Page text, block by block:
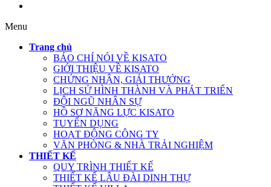
Menu
Trang chủ
BÁO CHÍ NÓI VỀ KISATO
GIỚI THIỆU VỀ KISATO
CHỨNG NHẬN, GIẢI THƯỞNG
LỊCH SỬ HÌNH THÀNH VÀ PHÁT TRIỂN
ĐỘI NGŨ NHÂN SỰ
HỒ SƠ NĂNG LỰC KISATO
TUYỂN DỤNG
HOẠT ĐỘNG CÔNG TY
VĂN PHÒNG & NHÀ TRẢI NGHIỆM
THIẾT KẾ
QUY TRÌNH THIẾT KẾ
THIẾT KẾ LÂU ĐÀI DINH THỰ